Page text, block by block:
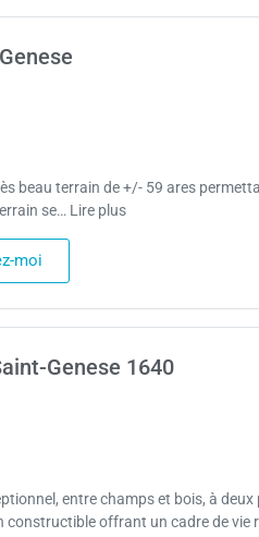
beau terrain de +/- 59 ares
se… Lire plus
moi
Genese 1640
entre champs et bois, à deux
constructible offrant un cadre de vie